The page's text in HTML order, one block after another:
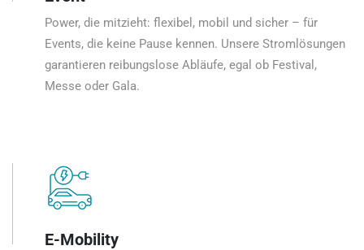
Power, die mitzieht: flexibel, mobil und sicher – für
Events, die keine Pause kennen. Unsere Stromlösungen
garantieren reibungslose Abläufe, egal ob Festival,
Messe oder Gala.
E-Mobility